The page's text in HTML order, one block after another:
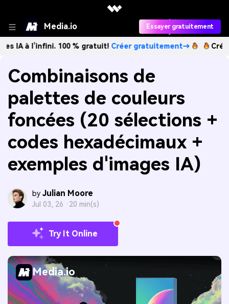
Media.io Essayer gratuitement
100 % gratuit!Créer gratuitement→ Créez des
Combinaisons de
palettes de couleurs
foncées (20 sélections +
codes hexadécimaux +
exemples d'images IA)
by Julian Moore
Jul 03, 26 · 20 min(s)
Try It Online
Media.io